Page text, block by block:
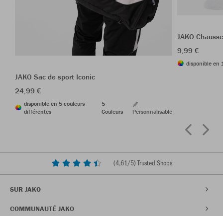
JAKO Sac de sport Iconic
24,99 €
disponible en 5 couleurs
différentes
5
Couleurs
Personnalisable
JAKO
9,99 €
disponible en
(4,61/5) Trusted Shops
SUR JAKO
COMMUNAUTÉ JAKO